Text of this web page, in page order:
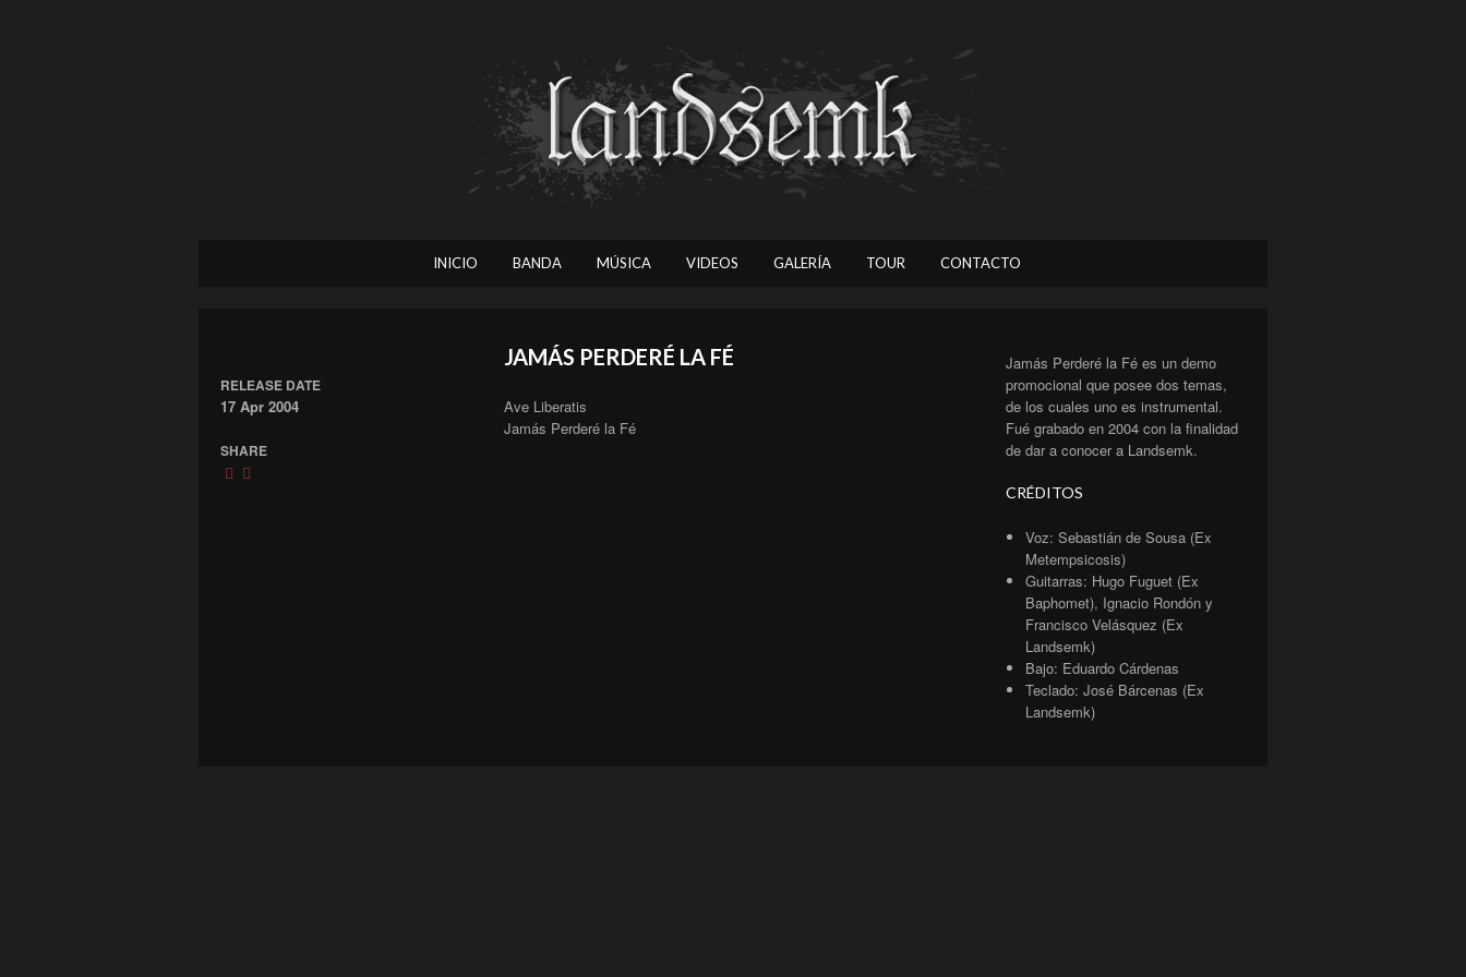
INICIO BANDA MÚSICA VIDEOS GALERÍA TOUR CONTACTO
RELEASE DATE
17 Apr 2004
SHARE
JAMÁS PERDERÉ LA FÉ
Ave Liberatis
Jamás Perderé la Fé
Jamás Perderé la Fé es un demo
promocional que posee dos temas,
de los cuales uno es instrumental.
Fué grabado en 2004 con la finalidad
de dar a conocer a Landsemk.
CRÉDITOS
Voz: Sebastián de Sousa (Ex
Metempsicosis)
Guitarras: Hugo Fuguet (Ex
Baphomet), Ignacio Rondón y
Francisco Velásquez (Ex
Landsemk)
Bajo: Eduardo Cárdenas
Teclado: José Bárcenas (Ex
Landsemk)